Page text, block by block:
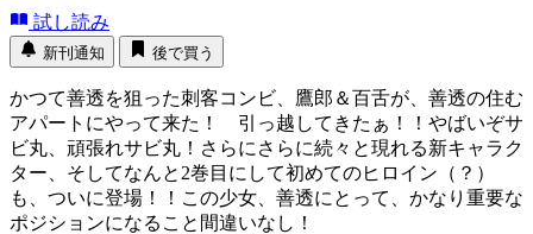
試し読み
新刊通知 後で買う
かつて善透を狙った刺客コンビ、鷹郎＆百舌が、善透の住む
アパートにやって来た！ 引っ越してきたぁ！！やばいぞサ
ビ丸、頑張れサビ丸！さらにさらに続々と現れる新キャラク
ター、そしてなんと2巻目にして初めてのヒロイン（？）
も、ついに登場！！この少女、善透にとって、かなり重要な
ポジションになること間違いなし！